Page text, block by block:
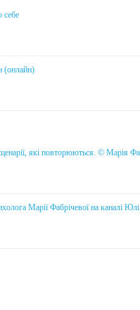
себе
(онлайн)
які повторюються. © Марія
Марії Фабрічевої на каналі